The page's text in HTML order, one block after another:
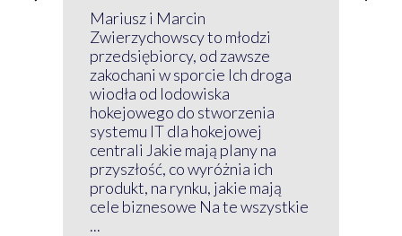
Mariusz i Marcin
Zwierzychowscy to młodzi
przedsiębiorcy, od zawsze
zakochani w sporcie Ich droga
wiodła od lodowiska
hokejowego do stworzenia
systemu IT dla hokejowej
centrali Jakie mają plany na
przyszłość, co wyróżnia ich
produkt, na rynku, jakie mają
cele biznesowe Na te wszystkie
...